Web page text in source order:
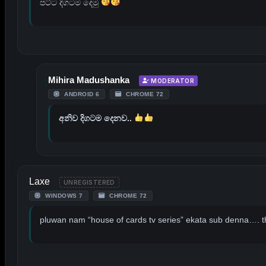
පට්ට දිගටම දෙමු
Mihira Madushanka MODERATOR
ANDROID 6 CHROME 72
අනිව දිගටම දෙනව..
Laxe UNREGISTERED
WINDOWS 7 CHROME 72
pluwan nam “house of cards tv series” ekata sub denna….